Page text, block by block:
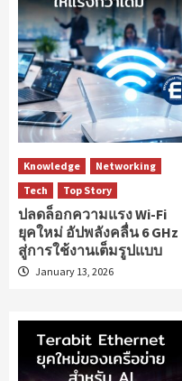
Knowledge
Networking
Tech
Top Story
ปลดล็อกความแรง Wi-Fi
ยุคใหม่ อัปพลังคลื่น 6 GHz
สู่การใช้งานเต็มรูปแบบ
January 13, 2026